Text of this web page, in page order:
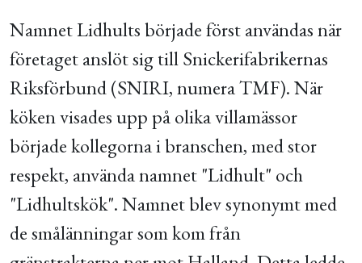
Namnet Lidhults började först användas när
företaget anslöt sig till Snickerifabrikernas
Riksförbund (SNIRI, numera TMF). När
köken visades upp på olika villamässor
började kollegorna i branschen, med stor
respekt, använda namnet "Lidhult" och
"Lidhultskök". Namnet blev synonymt med
de smålänningar som kom från